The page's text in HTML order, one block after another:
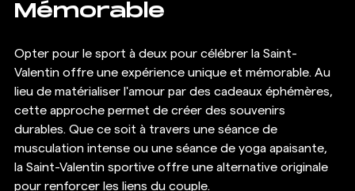
Mémorable
Opter pour le sport à deux pour célébrer la Saint-
Valentin offre une expérience unique et mémorable. Au
lieu de matérialiser l'amour par des cadeaux éphémères,
cette approche permet de créer des souvenirs
durables. Que ce soit à travers une séance de
musculation intense ou une séance de yoga apaisante,
la Saint-Valentin sportive offre une alternative originale
pour renforcer les liens du couple.